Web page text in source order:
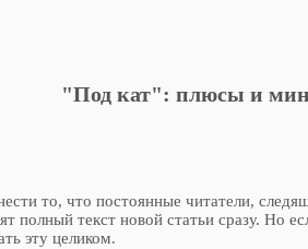
"Под кат": плюсы и
то, что постоянные читатели,
полный текст новой статьи сразу. Но
эту целиком.